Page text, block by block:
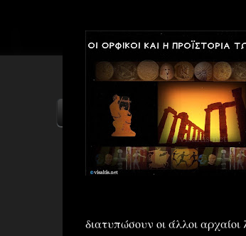
ΑΡΧΙΚΗ YOUTUBE
διατυπώσουν οι άλλοι